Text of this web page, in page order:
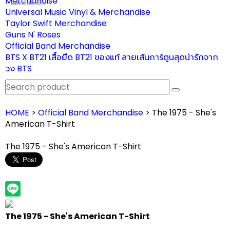
สมัครสมาชิก
Universal Music Vinyl & Merchandise
Taylor Swift Merchandise
Guns N' Roses
Official Band Merchandise
BTS X BT21 เสื้อยืด BT21 ของแท้ ลายเส้นการ์ตูนสุดน่ารักจาก
วง BTS
HOME > Official Band Merchandise > The 1975 - She's
American T-Shirt
The 1975 - She's American T-Shirt
The 1975 - She's American T-Shirt